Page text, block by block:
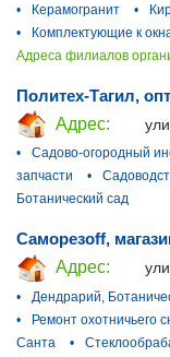
•
Керамогранит •
•
Комплектующие к
Адреса филиалов
Политех-Тагил,
Адрес:
•
Садово-огородный
запчасти
•
Ботанический сад
Саморезoff,
Адрес:
•
Дендрарий,
•
Ремонт охотничьего
Санта
•